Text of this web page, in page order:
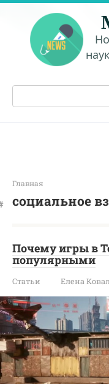
Перейти
контенту
Поиск:
Главная
социальное
Почему игры в
популярными
Статьи Елена